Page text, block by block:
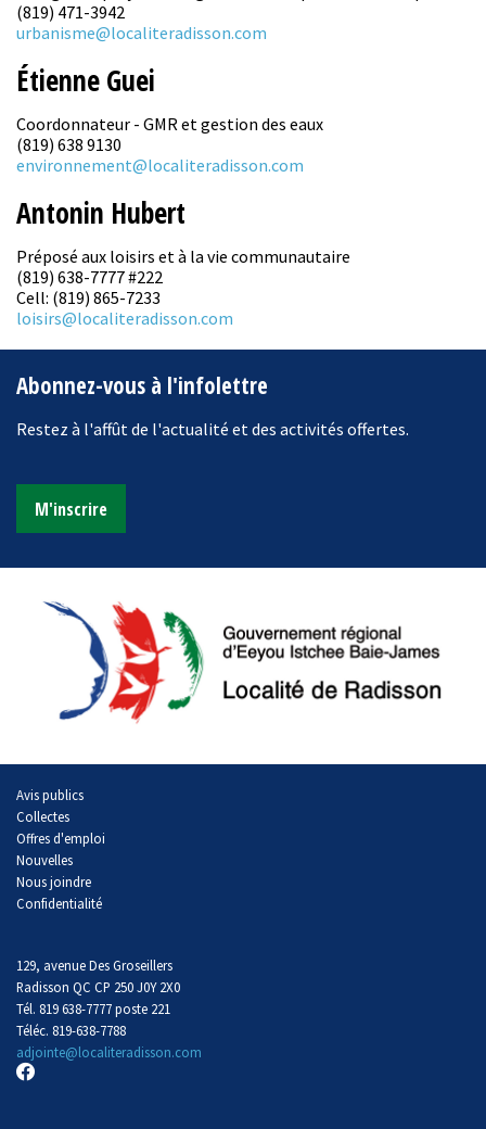
(819) 471-3942
urbanisme@localiteradisson.com
Étienne Guei
Coordonnateur - GMR et gestion des eaux
(819) 638 9130
environnement@localiteradisson.com
Antonin Hubert
Préposé aux loisirs et à la vie communautaire
(819) 638-7777 #222
Cell: (819) 865-7233
loisirs@localiteradisson.com
Abonnez-vous à l'infolettre
Restez à l'affût de l'actualité et des activités offertes.
M'inscrire
Avis publics
Collectes
Offres d'emploi
Nouvelles
Nous joindre
Confidentialité
129, avenue Des Groseillers
Radisson QC CP 250 J0Y 2X0
Tél. 819 638-7777 poste 221
Téléc. 819-638-7788
adjointe@localiteradisson.com